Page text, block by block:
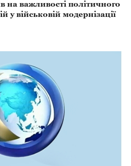
на важливості політичного
у військовій модернізації